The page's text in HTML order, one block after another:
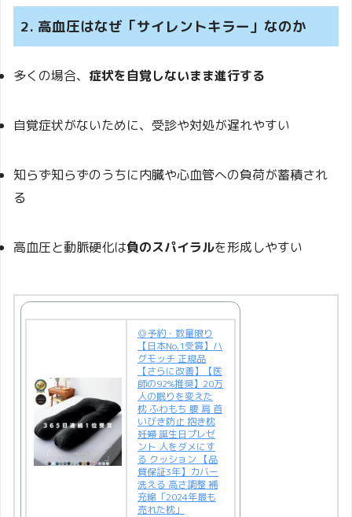
2. 高血圧はなぜ「サイレントキラー」なのか
多くの場合、 症状を自覚しないまま進行する
自覚症状がないために、受診や対処が遅れやすい
知らず知らずのうちに内臓や心血管への負荷が蓄積され
る
高血圧と動脈硬化は負のスパイラルを形成しやすい
◎予約・数量限り
【日本No.1受賞】ハ
グモッチ 正規品
【さらに改善】【医
師の92%推奨】20万
人の眠りを変えた
枕 ふわもち 腰 肩 首
いびき防止 抱き枕
妊婦 誕生日プレゼ
ント 人をダメにす
る クッション 【品
質保証3年】カバー
洗える 高さ調整 補
充綿「2024年最も
売れた枕」